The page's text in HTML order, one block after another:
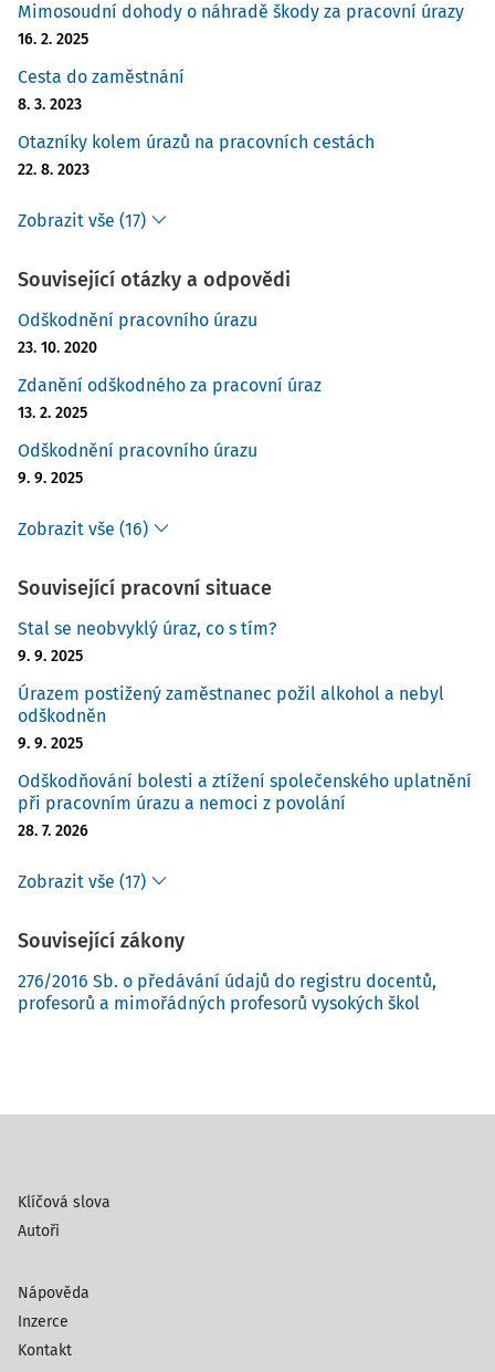
Mimosoudní dohody o náhradě škody za pracovní úrazy
16. 2. 2025
Cesta do zaměstnání
8. 3. 2023
Otazníky kolem úrazů na pracovních cestách
22. 8. 2023
Zobrazit vše (17)
Související otázky a odpovědi
Odškodnění pracovního úrazu
23. 10. 2020
Zdanění odškodného za pracovní úraz
13. 2. 2025
Odškodnění pracovního úrazu
9. 9. 2025
Zobrazit vše (16)
Související pracovní situace
Stal se neobvyklý úraz, co s tím?
9. 9. 2025
Úrazem postižený zaměstnanec požil alkohol a nebyl
odškodněn
9. 9. 2025
Odškodňování bolesti a ztížení společenského uplatnění
při pracovním úrazu a nemoci z povolání
28. 7. 2026
Zobrazit vše (17)
Související zákony
276/2016 Sb. o předávání údajů do registru docentů,
profesorů a mimořádných profesorů vysokých škol
Klíčová slova
Autoři
Nápověda
Inzerce
Kontakt